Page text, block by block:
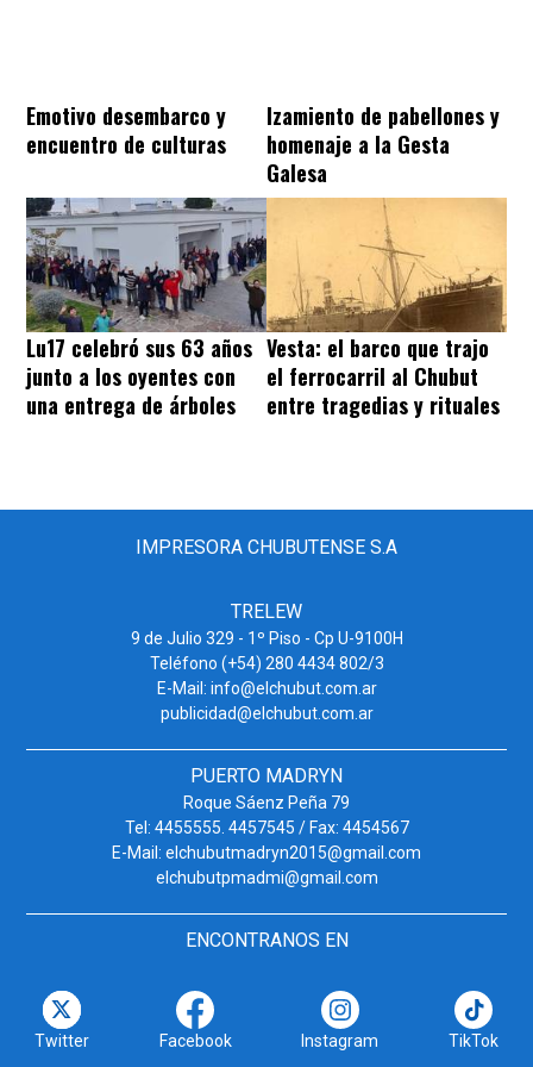
Emotivo desembarco y
encuentro de culturas
Izamiento de pabellones y
homenaje a la Gesta
Galesa
Lu17 celebró sus 63 años
junto a los oyentes con
una entrega de árboles
Vesta: el barco que trajo
el ferrocarril al Chubut
entre tragedias y rituales
IMPRESORA CHUBUTENSE S.A
TRELEW
9 de Julio 329 - 1º Piso - Cp U-9100H
Teléfono (+54) 280 4434 802/3
E-Mail: info@elchubut.com.ar
publicidad@elchubut.com.ar
PUERTO MADRYN
Roque Sáenz Peña 79
Tel: 4455555. 4457545 / Fax: 4454567
E-Mail: elchubutmadryn2015@gmail.com
elchubutpmadmi@gmail.com
ENCONTRANOS EN
Twitter Facebook Instagram TikTok